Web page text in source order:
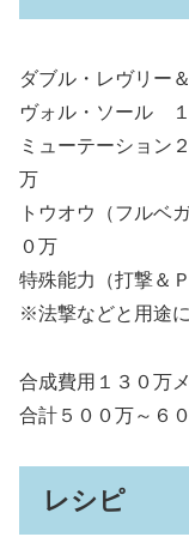
ダブル・レヴリー
ヴォル・ソール
ミューテーション
万
トウオウ（フルベ
０万
特殊能力（打撃＆
※法撃などと用途
合成費用１３０万
合計５００万～６
レシピ